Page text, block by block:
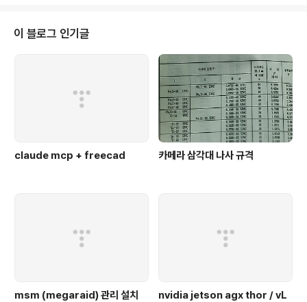
이 블로그 인기글
claude mcp + freecad 카메라 삼각대 나사 규격
msm (megaraid) 관리 설치
nvidia jetson agx thor / vL